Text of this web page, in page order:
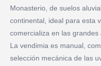
Monasterio, de suelos
continental, ideal para esta
comercializa en las grandes
La vendimia es manual,
selección mecánica de las